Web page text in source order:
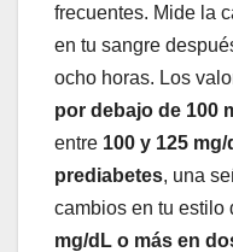
frecuentes. Mide la
en tu sangre
ocho horas. Los
por debajo de 100
entre 100 y 125 mg/
prediabetes, una
cambios en tu estilo
mg/dL o más en